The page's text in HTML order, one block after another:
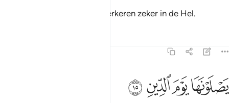
En voorwaar, de zondaren verkeren zeker in de Hel.
يصلونها يوم الدين ١٥
يَصْلَوْنَهَا يَوْمَ ٱلدِّينِ ١٥
ﲄﲅﲆﲇ